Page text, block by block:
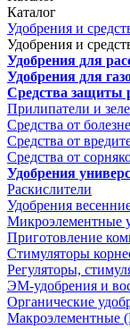
Каталог
Удобрения и
Удобрения и
Удобрения для
Удобрения для
Средства защиты
Прилипатели и
Средства от
Средства от
Средства от
Удобрения
Раскислители
Удобрения
Микроэлементные
Приготовление
Стимуляторы
Регуляторы,
ЭМ-удобрения и
Органические
Макроэлементные